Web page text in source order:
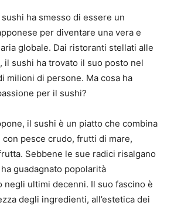
ha smesso di essere un
per diventare una vera e
globale. Dai ristoranti stellati alle
il sushi ha trovato il suo posto nel
milioni di persone. Ma cosa ha
per il sushi?
il sushi è un piatto che combina
pesce crudo, frutti di mare,
Sebbene le sue radici risalgano
guadagnato popolarità
negli ultimi decenni. Il suo fascino è
degli ingredienti, all’estetica dei